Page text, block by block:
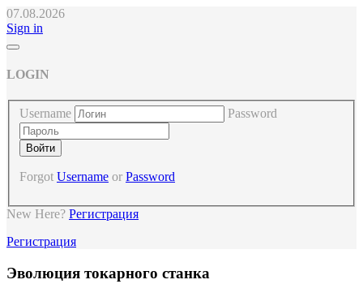
07.08.2026
Sign in
LOGIN
Username Password
Forgot Username or Password
New Here? Регистрация
Регистрация
Эволюция токарного станка